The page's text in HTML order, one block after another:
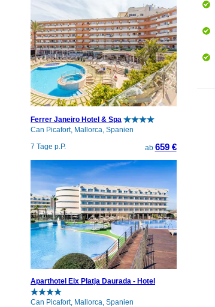
Ferrer Janeiro Hotel & Spa
Can Picafort, Mallorca, Spanien
7 Tage p.P.
ab 659 €
Aparthotel Eix Platja Daurada - Hotel
Can Picafort, Mallorca, Spanien